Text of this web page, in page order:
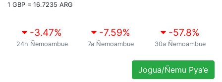
1 GBP = 16.7235 ARG
-3.47%
24h Ñemoambue
-7.59%
7a Ñemoambue
-57.8%
30a Ñemoambue
Jogua/Ñemu Pya’e